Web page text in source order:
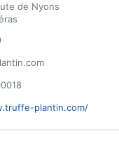
de Nyons
plantin.com/